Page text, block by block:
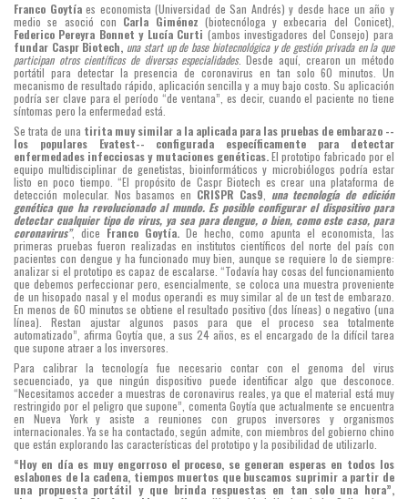
Franco Goytíaes economista (Universidad de San Andrés) y desde hace un año y
medio se asoció con Carla Giménez (biotecnóloga y exbecaria del Conicet),
Federico Pereyra Bonnet y Lucía Curti (ambos investigadores del Consejo) para
fundar Caspr Biotech, una start up de base biotecnológica y de gestión privada en la que
participan otros científicos de diversas especialidades. Desde aquí, crearon un método
portátil para detectar la presencia de coronavirus en tan solo 60 minutos. Un
mecanismo de resultado rápido, aplicación sencilla y a muy bajo costo. Su aplicación
podría ser clave para el período “de ventana”, es decir, cuando el paciente no tiene
síntomas pero la enfermedad está.
Se trata de una tirita muy similar a la aplicada para las pruebas de embarazo --
los populares Evatest-- configurada específicamente para detectar
enfermedades infecciosas y mutaciones genéticas.El prototipo fabricado por el
equipo multidisciplinar de genetistas, bioinformáticos y microbiólogos podría estar
listo en poco tiempo. “El propósito de Caspr Biotech es crear una plataforma de
detección molecular. Nos basamos en CRISPR Cas9, una tecnología de edición
genética que ha revolucionado al mundo. Es posible configurar el dispositivo para
detectar cualquier tipo de virus, ya sea para dengue, o bien, como este caso, para
coronavirus”, dice Franco Goytía.De hecho, como apunta el economista, las
primeras pruebas fueron realizadas en institutos científicos del norte del país con
pacientes con dengue y ha funcionado muy bien, aunque se requiere lo de siempre:
analizar si el prototipo es capaz de escalarse. “Todavía hay cosas del funcionamiento
que debemos perfeccionar pero, esencialmente, se coloca una muestra proveniente
de un hisopado nasal y el modus operandi es muy similar al de un test de embarazo.
En menos de 60 minutos se obtiene el resultado positivo (dos líneas) o negativo (una
línea). Restan ajustar algunos pasos para que el proceso sea totalmente
automatizado”, afirma Goytía que, a sus 24 años, es el encargado de la difícil tarea
que supone atraer a los inversores.
Para calibrar la tecnología fue necesario contar con el genoma del virus
secuenciado, ya que ningún dispositivo puede identificar algo que desconoce.
“Necesitamos acceder a muestras de coronavirus reales, ya que el material está muy
restringido por el peligro que supone”, comenta Goytía que actualmente se encuentra
en Nueva York y asiste a reuniones con grupos inversores y organismos
internacionales. Ya se ha contactado, según admite, con miembros del gobierno chino
que están explorando las características del prototipo y la posibilidad de utilizarlo.
“Hoy en día es muy engorroso el proceso, se generan esperas en todos los
eslabones de la cadena, tiempos muertos que buscamos suprimir a partir de
una propuesta portátil y que brinda respuestas en tan solo una hora”,